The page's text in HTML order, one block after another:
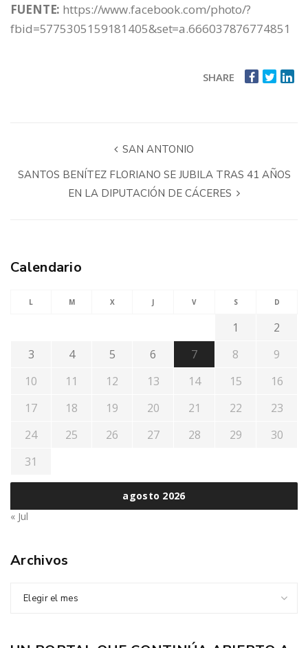
FUENTE: https://www.facebook.com/photo/?
fbid=5775305159181405&set=a.666037876774851
SHARE
SAN ANTONIO
SANTOS BENÍTEZ FLORIANO SE JUBILA TRAS 41 AÑOS
EN LA DIPUTACIÓN DE CÁCERES
Calendario
agosto 2026
L M X J V S D
1
2
3
4 5 6 7 8
9
10
11 12 13 14 15
16
17
18 19 20 21 22
23
24
25 26 27 28 29
30
31
« Jul
Archivos
Elegir el mes